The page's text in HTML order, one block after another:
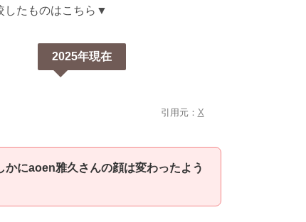
したものはこちら▼
2025年現在
引用元： X
にaoen雅久さんの顔は変わったよう